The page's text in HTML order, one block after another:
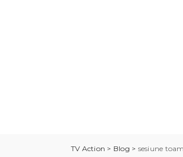
TV Action > Blog > sesiune